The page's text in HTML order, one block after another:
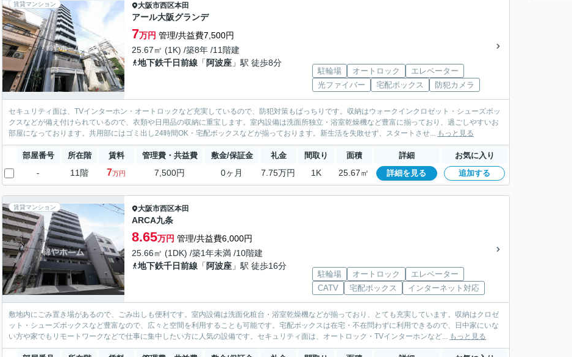
賃貸マンション 大阪市西区本田
アール大阪グランデ
7万円 管理/共益費7,500円
25.67㎡ (1K) /築8年 /11階建
地下鉄千日前線 「 阿波座 」駅 徒歩8分
駐輪場 オートロック
エレベーター
光ファイバー
宅配ボックス 防犯カメラ
セキュリティ面は、TVインターホン・オートロックなど充実しているので、防犯対策もばっちりです。収納はウォークインクロゼット・シューズボッ
クスなどが備え付けられているので、衣類や日用品の収納に重宝します。室内設備は洗面所独立・浴室乾燥機など豊富に揃っており、過ごしやすいお
部屋になっております。共用部にはゴミ出し24時間OK・宅配ボックスなどが揃っております。新生活を失敗せず、スタートさせ... もっと見る
部屋番号 所在階 賃料 管理費・共益費 敷金/保証金 礼金 間取り 面積 詳細 お気に入り
- 11階 7万円 7,500円 0ヶ月 7.75万円 1K 25.67㎡ 詳細を見る 追加する
賃貸マンション 大阪市西区本田
ARCA九条
8.65万円 管理/共益費6,000円
25.66㎡ (1DK) /築1年未満 /10階建
地下鉄千日前線 「 阿波座 」駅 徒歩16分
駐輪場 オートロック
エレベーター
CATV
宅配ボックス インターネット対応
敷地内にごみ置き場があるので、ごみ出しも便利です。室内設備は洗面化粧台・浴室乾燥機などが揃っており、とても充実しています。収納はクロゼ
ット・シューズボックスなど豊富なので、広々と空間を利用することも可能です。宅配ボックスは在宅・不在問わずに利用できるので、日中家にいな
い方や家でもリモートワークなどで仕事に集中したい方に人気の設備です。セキュリティ面は、オートロック・TVインターホンなど... もっと見る